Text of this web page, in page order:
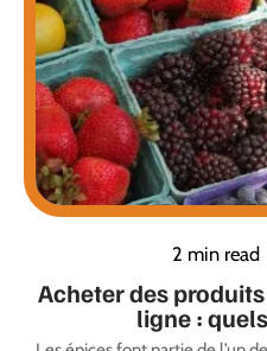
2 min read
Acheter des
ligne :